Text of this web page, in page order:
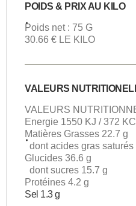
POIDS & PRIX AU KILO
Poids net : 75 G
30.66 € LE KILO
VALEURS
VALEURS
Energie 1550 KJ / 372
Matières Grasses 22.7 g
dont acides gras saturés
Glucides 36.6 g
dont sucres 15.7 g
Protéines 4.2 g
Sel 1.3 g